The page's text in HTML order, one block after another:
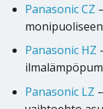
Panasonic CZ
Panasonic HZ
Panasonic LZ